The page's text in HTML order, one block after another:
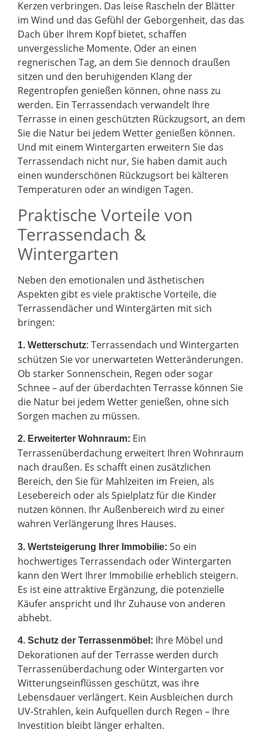
Kerzen verbringen. Das leise Rascheln der Blätter
im Wind und das Gefühl der Geborgenheit, das das
Dach über Ihrem Kopf bietet, schaffen
unvergessliche Momente. Oder an einen
regnerischen Tag, an dem Sie dennoch draußen
sitzen und den beruhigenden Klang der
Regentropfen genießen können, ohne nass zu
werden. Ein Terrassendach verwandelt Ihre
Terrasse in einen geschützten Rückzugsort, an dem
Sie die Natur bei jedem Wetter genießen können.
Und mit einem Wintergarten erweitern Sie das
Terrassendach nicht nur, Sie haben damit auch
einen wunderschönen Rückzugsort bei kälteren
Temperaturen oder an windigen Tagen.
Praktische Vorteile von
Terrassendach &
Wintergarten
Neben den emotionalen und ästhetischen
Aspekten gibt es viele praktische Vorteile, die
Terrassendächer und Wintergärten mit sich
bringen:
1. Wetterschutz: Terrassendach und Wintergarten
schützen Sie vor unerwarteten Wetteränderungen.
Ob starker Sonnenschein, Regen oder sogar
Schnee – auf der überdachten Terrasse können Sie
die Natur bei jedem Wetter genießen, ohne sich
Sorgen machen zu müssen.
2. Erweiterter Wohnraum: Ein
Terrassenüberdachung erweitert Ihren Wohnraum
nach draußen. Es schafft einen zusätzlichen
Bereich, den Sie für Mahlzeiten im Freien, als
Lesebereich oder als Spielplatz für die Kinder
nutzen können. Ihr Außenbereich wird zu einer
wahren Verlängerung Ihres Hauses.
3. Wertsteigerung Ihrer Immobilie: So ein
hochwertiges Terrassendach oder Wintergarten
kann den Wert Ihrer Immobilie erheblich steigern.
Es ist eine attraktive Ergänzung, die potenzielle
Käufer anspricht und Ihr Zuhause von anderen
abhebt.
4. Schutz der Terrassenmöbel: Ihre Möbel und
Dekorationen auf der Terrasse werden durch
Terrassenüberdachung oder Wintergarten vor
Witterungseinflüssen geschützt, was ihre
Lebensdauer verlängert. Kein Ausbleichen durch
UV-Strahlen, kein Aufquellen durch Regen – Ihre
Investition bleibt länger erhalten.